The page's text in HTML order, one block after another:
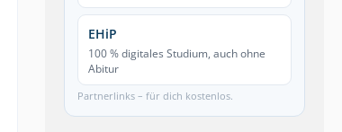
EHiP
100 % digitales Studium, auch ohne
Abitur
Partnerlinks – für dich kostenlos.